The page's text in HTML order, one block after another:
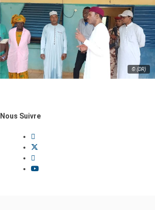
© (DR)
Nous Suivre